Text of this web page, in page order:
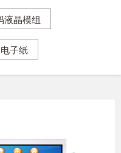
液晶模组
子纸